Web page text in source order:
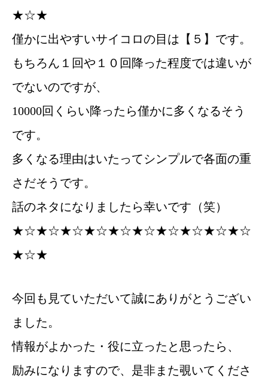
★☆★
僅かに出やすいサイコロの目は【５】です。
もちろん１回や１０回降った程度では違いが
でないのですが、
10000回くらい降ったら僅かに多くなるそう
です。
多くなる理由はいたってシンプルで各面の重
さだそうです。
話のネタになりましたら幸いです（笑）
★☆★☆★☆★☆★☆★☆★☆★☆★☆★☆
★☆★
今回も見ていただいて誠にありがとうござい
ました。
情報がよかった・役に立ったと思ったら、
励みになりますので、是非また覗いてくださ